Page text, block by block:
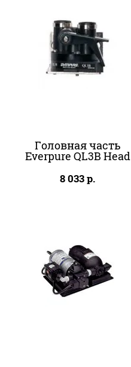
Головная часть
Everpure QL3B Head
8 033р.